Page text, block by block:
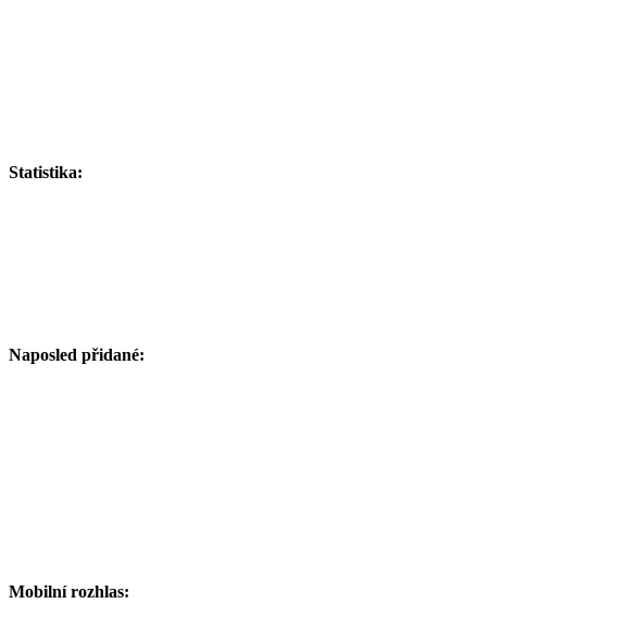
Statistika:
Naposled přidané:
Mobilní rozhlas: